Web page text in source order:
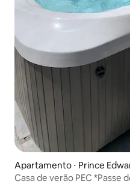
Apartamento ⋅ Prince
Casa de verão PEC *Passe